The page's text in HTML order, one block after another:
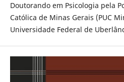
Doutorando em Psicologia pela
Católica de Minas Gerais (PUC
Universidade Federal de